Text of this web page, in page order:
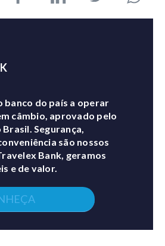
banco do país a operar
câmbio, aprovado pelo
Segurança,
são nossos
Bank, geramos
e de valor.